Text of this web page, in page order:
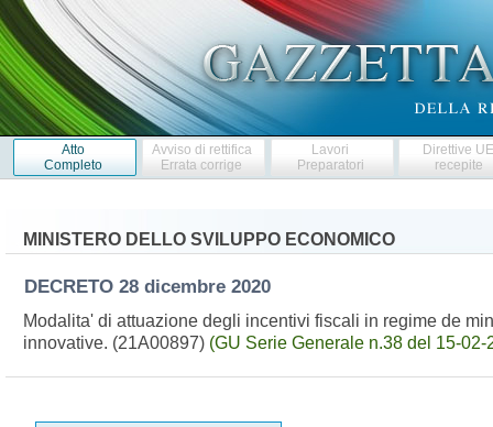
Atto
Completo
Avviso di rettifica
Errata corrige
Lavori
Preparatori
Direttive
recepite
MINISTERO DELLO SVILUPPO ECONOMICO
DECRETO 28 dicembre 2020
Modalita' di attuazione degli incentivi fiscali in regime de
innovative. (21A00897) (GU Serie Generale n.38 del 15-02-